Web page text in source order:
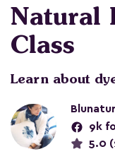
Natural
Class
Learn about
9k
5.0